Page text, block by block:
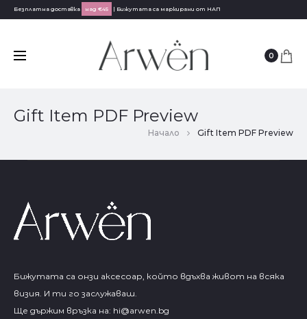
Безплатна доставка над €45 | Бижутата са маркирани от НАП
0
Gift Item PDF Preview
Начало Gift Item PDF Preview
Бижутата са онзи аксесоар, който вдъхва живот на всяка
визия. И ти го заслужаваш.
Ще държим връзка на: hi@arwen.bg